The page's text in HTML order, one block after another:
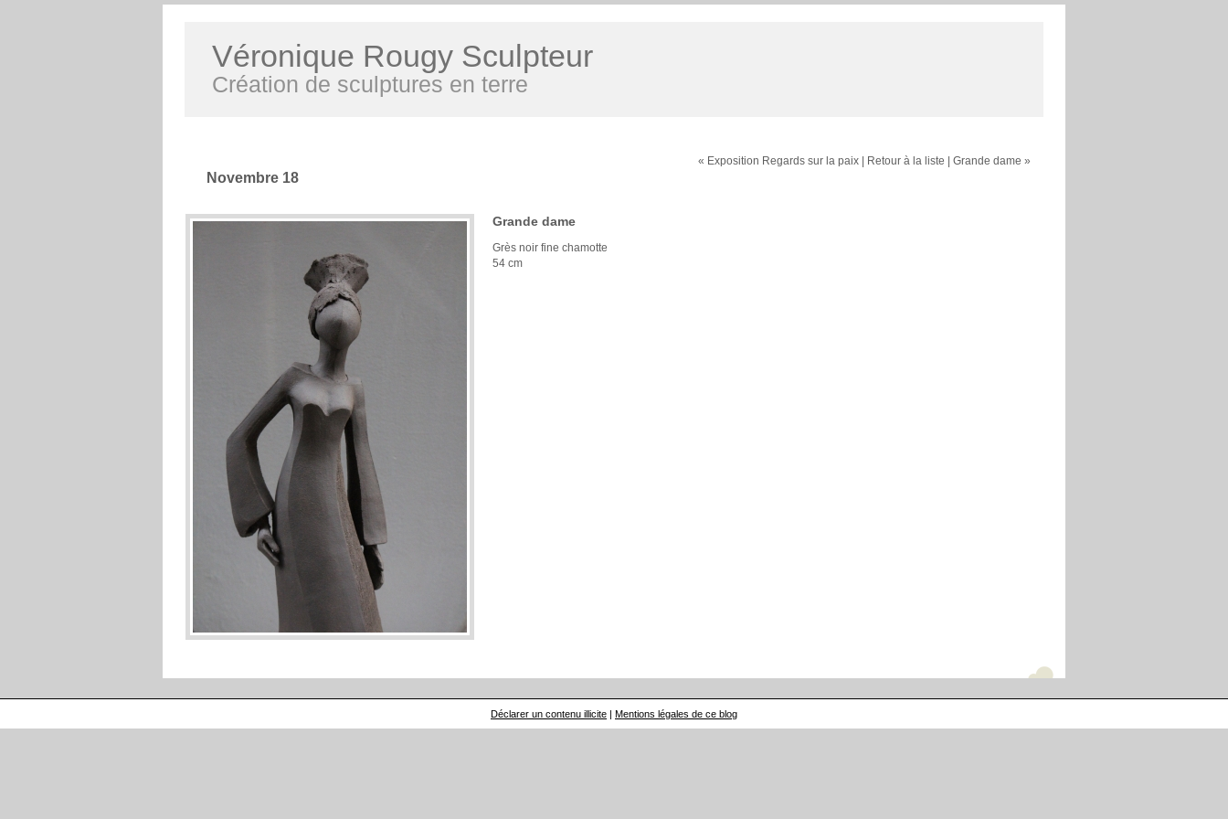
Véronique Rougy Sculpteur
Création de sculptures en terre
« Exposition Regards sur la paix Retour à la liste Grande dame »
Novembre 18
Grande dame
Grès noir fine chamotte
54 cm
Déclarer un contenu illicite | Mentions légales de ce blog